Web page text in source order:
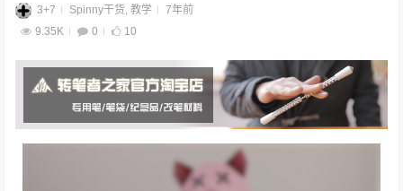
3+7 Spinny干货,教学
7年前
9.35K
0 10